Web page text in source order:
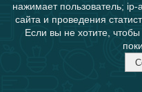
нажимает пользователь;
сайта и проведения
Если вы не хотите,